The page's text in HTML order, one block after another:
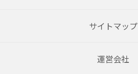
サイトマップ
運営会社